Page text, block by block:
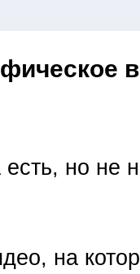
но не
на